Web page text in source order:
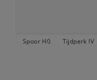
Spoor H0 Tijdperk IV